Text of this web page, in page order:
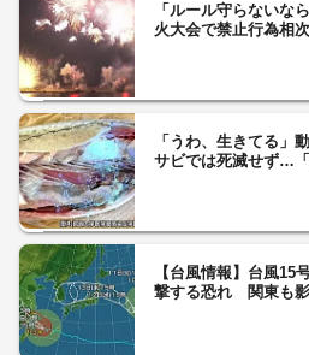
「ルール守らないな
火大会で禁止行為相
「うわ、生きてる
サビでは死滅せず…
【台風情報】台風15
撃する恐れ 関東も